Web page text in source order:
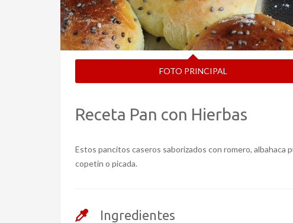
FOTO PRINCIPAL
Receta Pan con Hierbas
Estos pancitos caseros saborizados con romero, albahaca
copetin o picada.
Ingredientes